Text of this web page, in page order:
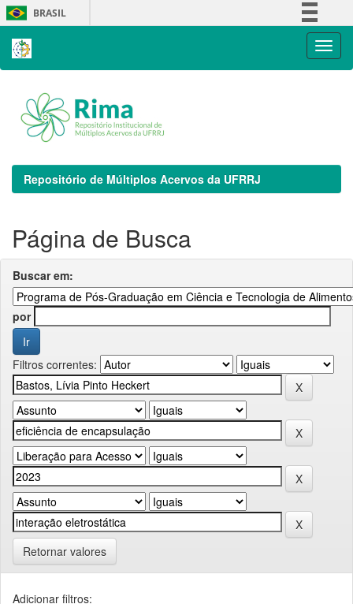
Skip
navigation
BRASIL
Repositório de Múltiplos Acervos da UFRRJ
Página de Busca
Buscar em:
por
Filtros correntes:
Retornar valores
Adicionar filtros: